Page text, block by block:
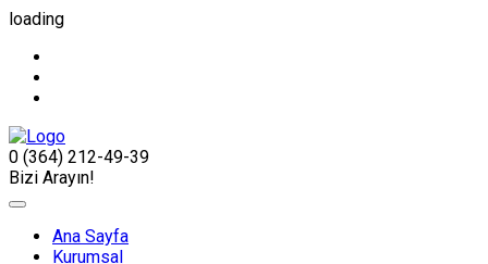
loading
0 (364) 212-49-39
Bizi Arayın!
Ana Sayfa
Kurumsal